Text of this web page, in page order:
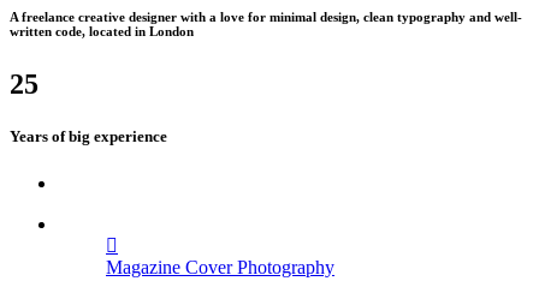
A freelance creative designer with a love for minimal design, clean typography and well-
written code, located in London
25
Years of big experience
Magazine Cover Photography